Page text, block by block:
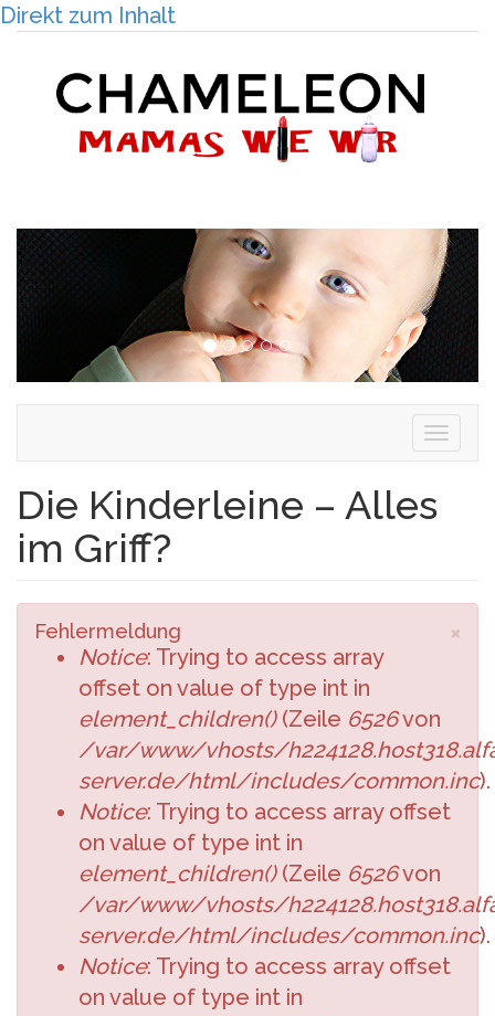
Direkt zum Inhalt
Die Kinderleine – Alles
im Griff?
×
Fehlermeldung
Notice: Trying to access array
offset on value of type int in
element_children()(Zeile 6526von
/var/www/vhosts/
server.de/html/includes/common.inc).
Notice: Trying to access array offset
on value of type int in
element_children()(Zeile 6526von
/var/www/vhosts/
server.de/html/includes/common.inc).
Notice: Trying to access array offset
on value of type int in